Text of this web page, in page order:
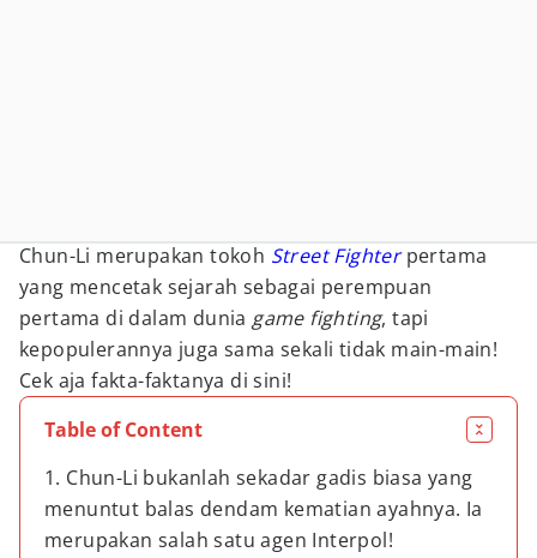
Chun-Li merupakan tokoh Street Fighter pertama
yang mencetak sejarah sebagai perempuan
pertama di dalam dunia game fighting, tapi
kepopulerannya juga sama sekali tidak main-main!
Cek aja fakta-faktanya di sini!
Table of Content
1. Chun-Li bukanlah sekadar gadis biasa yang
menuntut balas dendam kematian ayahnya. Ia
merupakan salah satu agen Interpol!